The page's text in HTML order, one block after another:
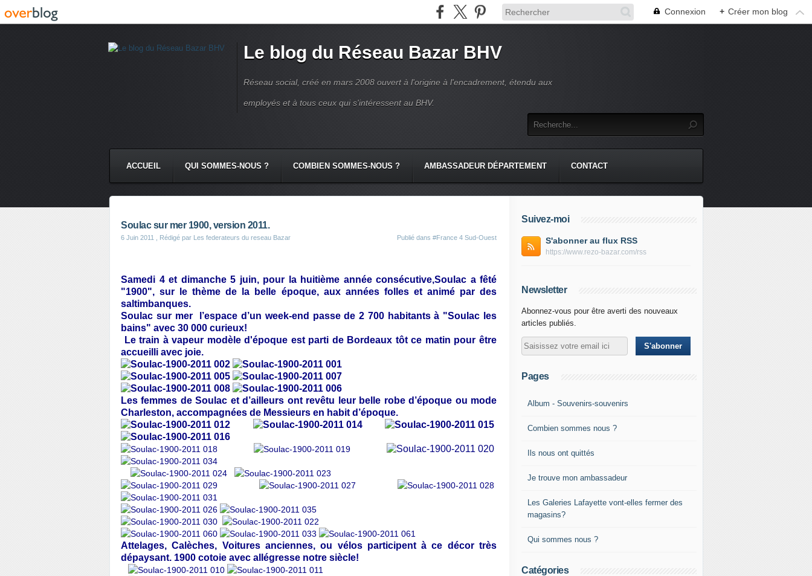
Connexion + Créer mon blog
Le blog du Réseau Bazar BHV
Réseau social, créé en mars 2008 ouvert à l'origine à l'encadrement, étendu aux
employés et à tous ceux qui s'intéressent au BHV.
ACCUEIL QUI SOMMES-NOUS ? COMBIEN SOMMES-NOUS ? AMBASSADEUR DÉPARTEMENT CONTACT
Soulac sur mer 1900, version 2011.
6 Juin 2011 , Rédigé par Les federateurs du reseau Bazar Publié dans #France 4 Sud-Ouest
Samedi 4 et dimanche 5 juin, pour la huitième année consécutive,Soulac a fêté
"1900", sur le thème de la belle époque, aux années folles et animé par des
saltimbanques.
Soulac sur mer
l’espace d’un week-end passe de 2 700 habitants à "Soulac les
bains" avec 30 000 curieux!
Le train à vapeur modèle d'époque est parti de Bordeaux tôt ce matin pour être
accueilli avec joie.
Les femmes de Soulac et d’ailleurs ont revêtu leur belle robe d’époque ou mode
Charleston, accompagnées de Messieurs en habit d’époque.
Attelages, Calèches, Voitures anciennes, ou vélos participent à ce décor très
dépaysant. 1900 cotoie avec allégresse notre siècle!
Suivez-moi
S'abonner au flux RSS
https://www.rezo-bazar.com/rss
Newsletter
Abonnez-vous pour être averti des nouveaux
articles publiés.
Pages
Album - Souvenirs-souvenirs
Combien sommes nous ?
Ils nous ont quittés
Je trouve mon ambassadeur
Les Galeries Lafayette vont-elles fermer des
magasins?
Qui sommes nous ?
Catégories